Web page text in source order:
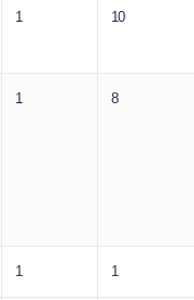
1 10
1 8
1 1